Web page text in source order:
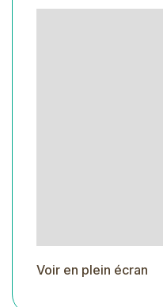
Voir en plein écran